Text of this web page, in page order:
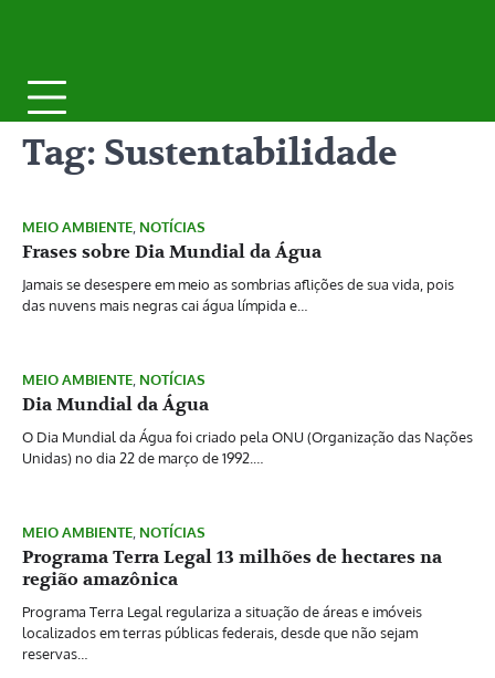
Tag: Sustentabilidade
MEIO AMBIENTE NOTÍCIAS
Frases sobre Dia Mundial da Água
Jamais se desespere em meio as sombrias aflições de sua vida, pois
das nuvens mais negras cai água límpida e…
MEIO AMBIENTE NOTÍCIAS
Dia Mundial da Água
O Dia Mundial da Água foi criado pela ONU (Organização das Nações
Unidas) no dia 22 de março de 1992.…
MEIO AMBIENTE NOTÍCIAS
Programa Terra Legal 13 milhões de hectares na
região amazônica
Programa Terra Legal regulariza a situação de áreas e imóveis
localizados em terras públicas federais, desde que não sejam
reservas…